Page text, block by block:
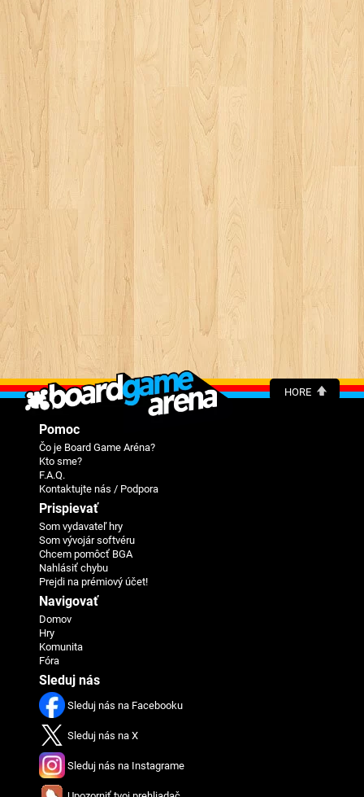
HORE
Pomoc
Čo je Board Game Aréna?
Kto sme?
F.A.Q.
Kontaktujte nás / Podpora
Prispievať
Som vydavateľ hry
Som vývojár softvéru
Chcem pomôcť BGA
Nahlásiť chybu
Prejdi na prémiový účet!
Navigovať
Domov
Hry
Komunita
Fóra
Sleduj nás
Sleduj nás na Facebooku
Sleduj nás na X
Sleduj nás na Instagrame